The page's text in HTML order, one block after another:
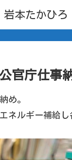
本たかひろ
官庁仕事
め。
ネルギー補給し